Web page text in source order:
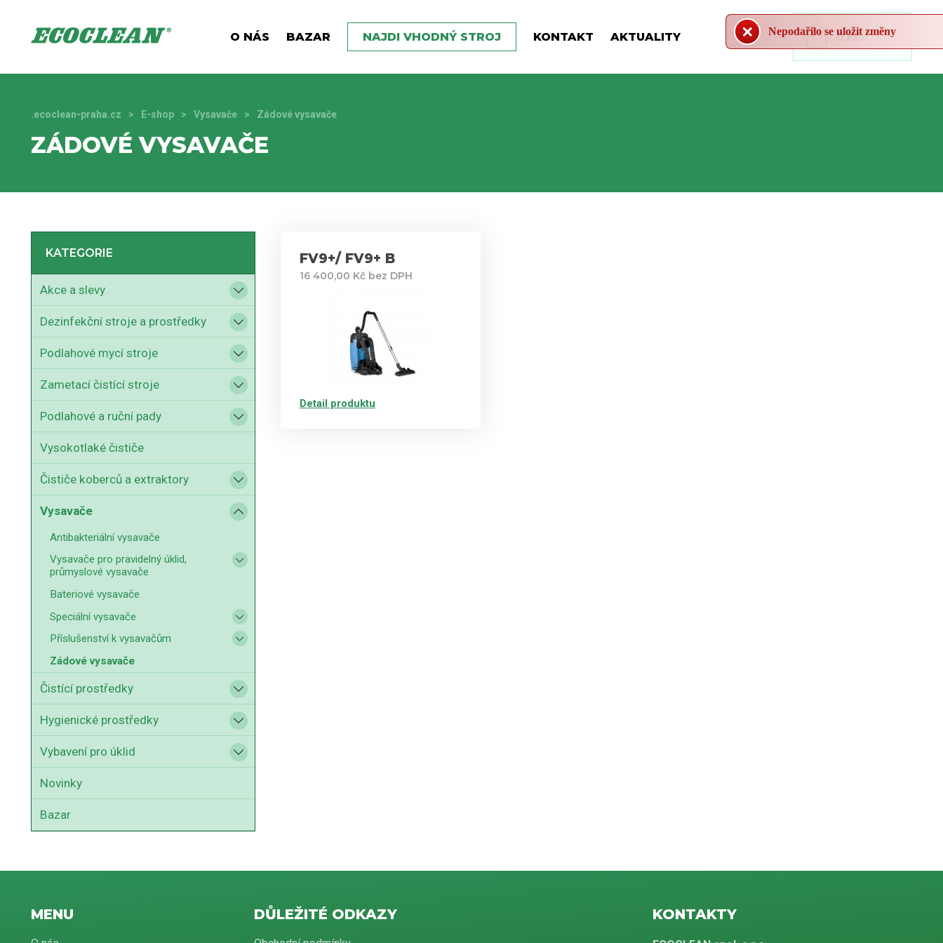
O NÁS BAZAR NAJDI VHODNÝ STROJ KONTAKT AKTUALITY 0 Kč
.ecoclean-praha.cz E-shop Vysavače Zádové vysavače
ZÁDOVÉ VYSAVAČE
KATEGORIE
Akce a slevy
Dezinfekční stroje a prostředky
Podlahové mycí stroje
Zametací čistící stroje
Podlahové a ruční pady
Vysokotlaké čističe
Čističe koberců a extraktory
Vysavače
Antibakteriální vysavače
Vysavače pro pravidelný úklid,
průmyslové vysavače
Bateriové vysavače
Speciální vysavače
Příslušenství k vysavačům
Zádové vysavače
Čistící prostředky
Hygienické prostředky
Vybavení pro úklid
Novinky
Bazar
FV9+/ FV9+ B
16 400,00 Kč bez DPH
Detail produktu
MENU DŮLEŽITÉ ODKAZY KONTAKTY
Nepodařilo se uložit změny